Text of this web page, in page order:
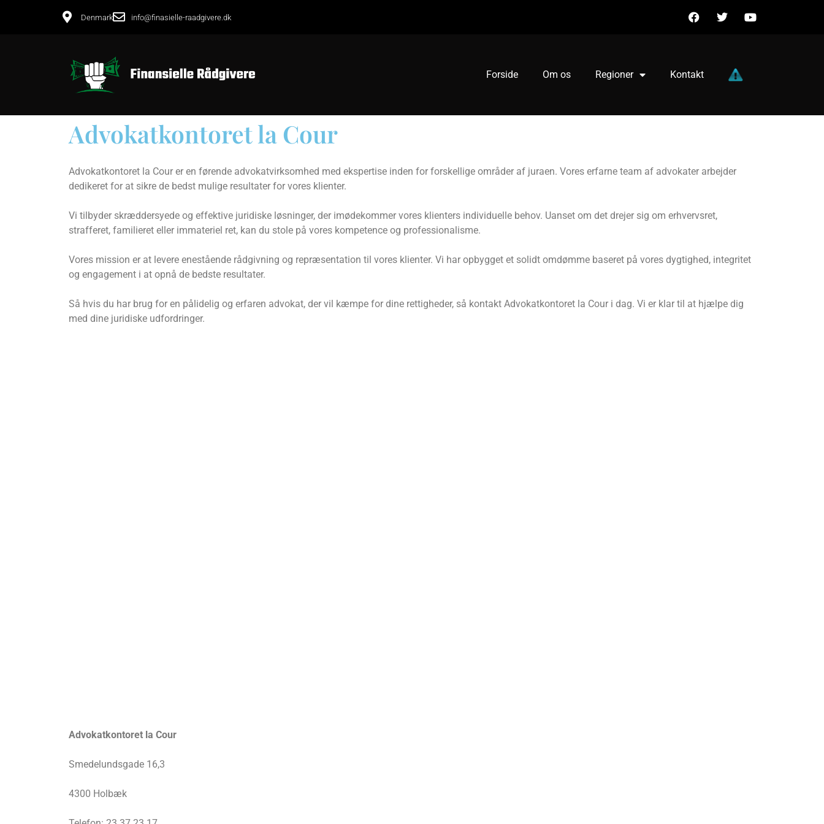
Denmark info@finasielle-raadgivere.dk
Forside Om os Regioner Kontakt
Advokatkontoret la Cour
Advokatkontoret la Cour er en førende advokatvirksomhed med ekspertise inden for forskellige områder af juraen. Vores erfarne team af advokater arbejder
dedikeret for at sikre de bedst mulige resultater for vores klienter.
Vi tilbyder skræddersyede og effektive juridiske løsninger, der imødekommer vores klienters individuelle behov. Uanset om det drejer sig om erhvervsret,
strafferet, familieret eller immateriel ret, kan du stole på vores kompetence og professionalisme.
Vores mission er at levere enestående rådgivning og repræsentation til vores klienter. Vi har opbygget et solidt omdømme baseret på vores dygtighed, integritet
og engagement i at opnå de bedste resultater.
Så hvis du har brug for en pålidelig og erfaren advokat, der vil kæmpe for dine rettigheder, så kontakt Advokatkontoret la Cour i dag. Vi er klar til at hjælpe dig
med dine juridiske udfordringer.
Advokatkontoret la Cour
Smedelundsgade 16,3
4300 Holbæk